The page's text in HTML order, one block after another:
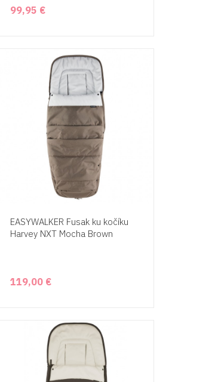
99,95 €
EASYWALKER Fusak ku kočíku
Harvey NXT Mocha Brown
119,00 €